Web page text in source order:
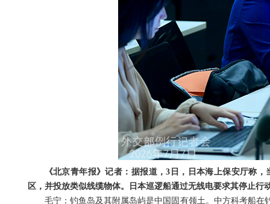
《北京青年报》记者：据报道，3日，日本海上保安厅称
区，并投放类似线缆物体。日本巡逻船通过无线电要求其停止行
毛宁：钓鱼岛及其附属岛屿是中国固有领土。中方科考船